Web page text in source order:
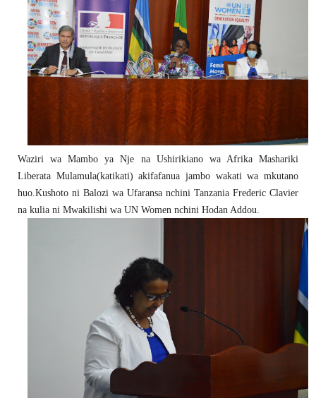
Waziri wa Mambo ya Nje na Ushirikiano wa Afrika Mashariki
Liberata Mulamula(katikati) akifafanua jambo wakati wa mkutano
huo.Kushoto ni Balozi wa Ufaransa nchini Tanzania Frederic Clavier
na kulia ni Mwakilishi wa UN Women nchini Hodan Addou.